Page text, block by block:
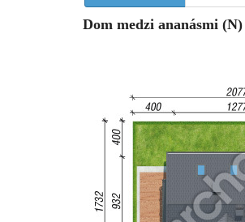
Dom medzi ananásmi